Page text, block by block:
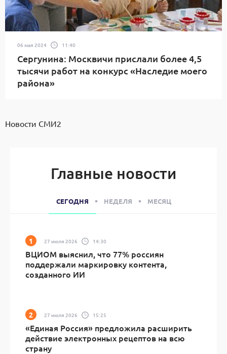
06 мая 2024 11:40
Сергунина: Москвичи прислали более 4,5
тысячи работ на конкурс «Наследие моего
района»
Новости СМИ2
Главные новости
СЕГОДНЯ НЕДЕЛЯ МЕСЯЦ
27 июля 2026 14:30
ВЦИОМ выяснил, что 77% россиян
поддержали маркировку контента,
созданного ИИ
27 июля 2026 15:25
«Единая Россия» предложила расширить
действие электронных рецептов на всю
страну